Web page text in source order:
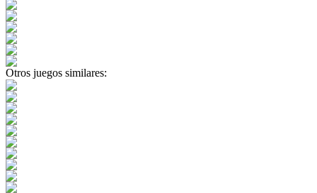
Otros juegos similares: